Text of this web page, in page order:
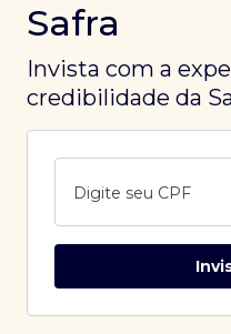
Safra
Invista com a
credibilidade da
Digite seu CPF